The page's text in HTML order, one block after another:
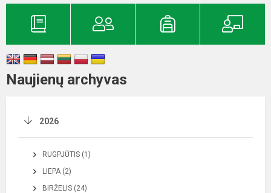
Naujienų archyvas
2026
RUGPJŪTIS (1)
LIEPA (2)
BIRŽELIS (24)